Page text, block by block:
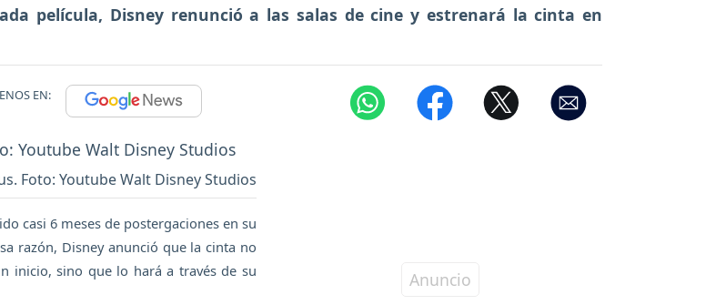
película, Disney renunció a las salas de cine y estrenará la cinta en
EN:
Foto: Youtube Walt Disney Studios
casi 6 meses de postergaciones en su
razón, Disney anunció que la cinta no
inicio, sino que lo hará a través de su